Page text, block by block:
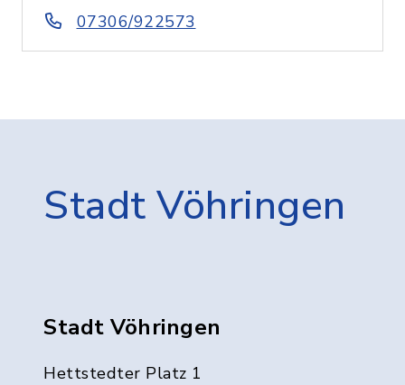
07306/922573
Stadt Vöhringen
Stadt Vöhringen
Hettstedter Platz 1